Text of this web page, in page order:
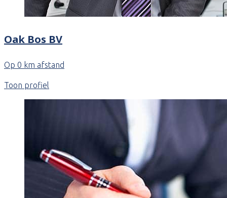
Oak Bos BV
Op 0 km afstand
Toon profiel